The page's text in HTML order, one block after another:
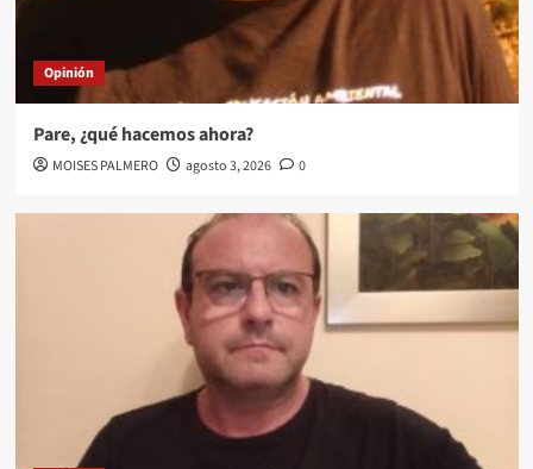
Opinión
Pare, ¿qué hacemos ahora?
MOISES PALMERO agosto 3, 2026 0